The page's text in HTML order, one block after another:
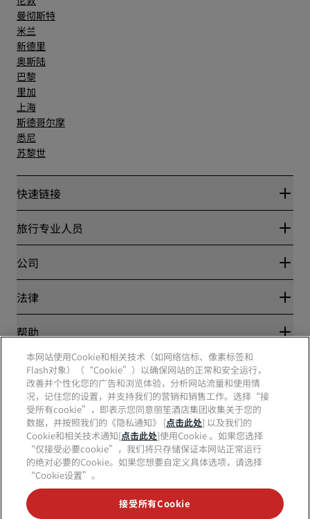
曼彻斯特
米兰
新德里
奥斯陆
巴黎
里加
上海
斯德哥尔摩
悉尼
苏黎世
快速链接
丽赏会
Blog
目的地
丽笙酒店集团APP
体育认证酒店
家庭友好型酒店
旅行专业人员
合作伙伴
公司
丽笙酒店集团
工作机会 RHG
工作机会 PPHE
工作机会 EHL
The Club by RHG
发展机会
责任经营
采购
法律
隐私中心
丽赏会条款和条件
网站使用协议
数字无障碍
现代奴隶制声明
帮助
消费者警示
联系方式
常见问题
网站地图
社交媒体
丽笙酒店集团品牌
本网站使用Cookie和相关技术（如网络信标、像素标签和
Flash对象）（“Cookie”）以确保网站的正常和安全运行，
改善并个性化您的广告和浏览体验，分析网站流量和使用情
况，记住您的设置，并支持我们的营销和销售工作。选择“接
受所有cookie”，即表示您同意丽笙酒店集团收集关于您的
数据，并按照我们的《隐私通知》 [点击此处] 以及我们的
Cookie和相关技术通知[点击此处]使用Cookie 。如果您选择
“仅接受必要cookie”，我们将只存储保证本网站正常运行
的绝对必要的Cookie。如果您想要自定义具体选项，请选择
“Cookie设置”。
接受所有Cookie